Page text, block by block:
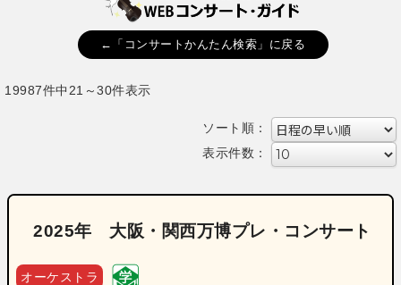
←「コンサートかんたん検索」に戻る
19987件中21～30件表示
ソート順：
表示件数：
2025年 大阪・関西万博プレ・コンサート
オーケストラ